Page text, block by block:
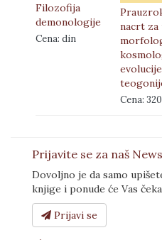
Filozofija
demonologije
Cena: din
nacrt za
Cena:
Prijavite se za naš
Dovoljno je da samo
knjige i ponude će Vas
Prijavi se